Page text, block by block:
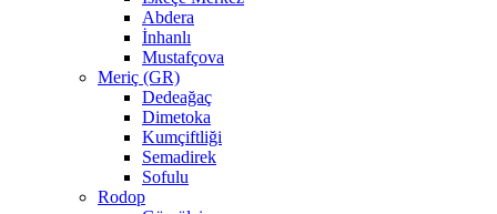
Abdera
İnhanlı
Mustafçova
Meriç (GR)
Dedeağaç
Dimetoka
Kumçiftliği
Semadirek
Sofulu
Rodop